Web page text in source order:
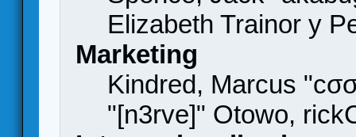
Elizabeth Trainor y
Marketing
Kindred, Marcus
"[n3rve]" Otowo,